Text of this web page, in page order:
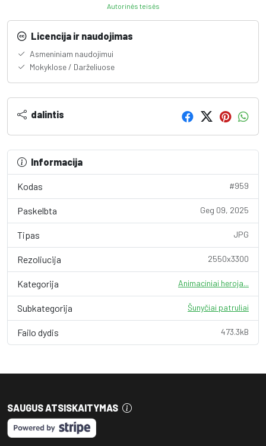
Autorinės teisės
Licencija ir naudojimas
Asmeniniam naudojimui
Mokyklose / Darželiuose
dalintis
Informacija
Kodas #959
Paskelbta Geg 09, 2025
Tipas JPG
Rezoliucija 2550x3300
Kategorija Animaciniai heroja...
Subkategorija Šunyčiai patruliai
Failo dydis 473.3kB
SAUGUS ATSISKAITYMAS